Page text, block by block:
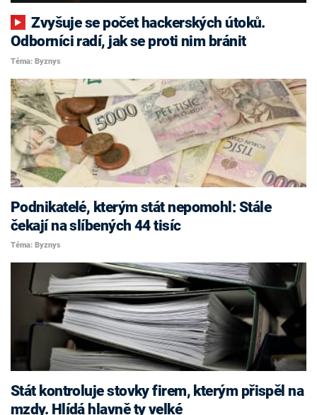
Zvyšuje se počet hackerských útoků.
Odborníci radí, jak se proti nim bránit
Téma: Byznys
Podnikatelé, kterým stát nepomohl: Stále
čekají na slíbených 44 tisíc
Téma: Byznys
Stát kontroluje stovky firem, kterým přispěl na
mzdy. Hlídá hlavně ty velké